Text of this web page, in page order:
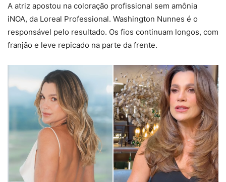
A atriz apostou na coloração profissional sem amônia
iNOA, da Loreal Professional. Washington Nunnes é o
responsável pelo resultado. Os fios continuam longos, com
franjão e leve repicado na parte da frente.